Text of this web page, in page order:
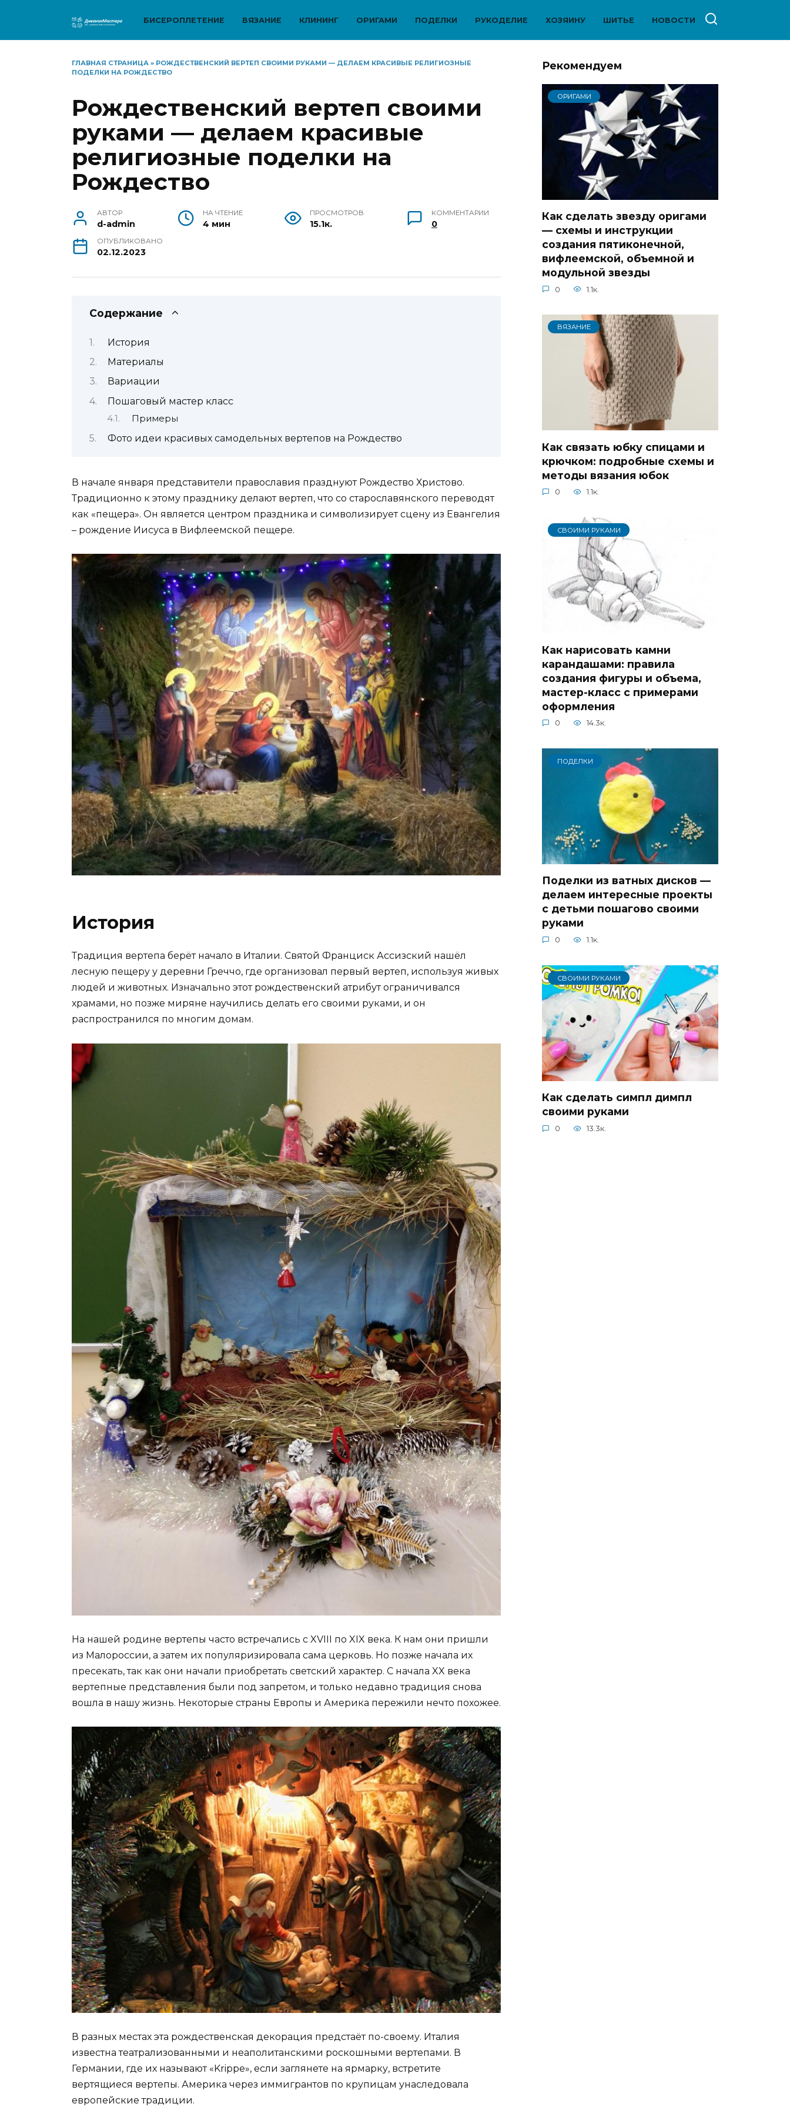
БИСЕРОПЛЕТЕНИЕ ВЯЗАНИЕ КЛИНИНГ ОРИГАМИ ПОДЕЛКИ РУКОДЕЛИЕ ХОЗЯИНУ ШИТЬЕ НОВОСТИ
ГЛАВНАЯ СТРАНИЦА » РОЖДЕСТВЕНСКИЙ ВЕРТЕП СВОИМИ РУКАМИ — ДЕЛАЕМ КРАСИВЫЕ РЕЛИГИОЗНЫЕ
ПОДЕЛКИ НА РОЖДЕСТВО
Рождественский вертеп своими
руками — делаем красивые
религиозные поделки на
Рождество
АВТОР
d-admin
НА ЧТЕНИЕ
4 мин
ПРОСМОТРОВ
15.1к.
КОММЕНТАРИИ
0
ОПУБЛИКОВАНО
02.12.2023
Содержание
История
Материалы
Вариации
Пошаговый мастер класс
Примеры
Фото идеи красивых самодельных вертепов на Рождество
В начале января представители православия празднуют Рождество Христово.
Традиционно к этому празднику делают вертеп, что со старославянского переводят
как «пещера». Он является центром праздника и символизирует сцену из Евангелия
– рождение Иисуса в Вифлеемской пещере.
История
Традиция вертепа берёт начало в Италии. Святой Франциск Ассизский нашёл
лесную пещеру у деревни Греччо, где организовал первый вертеп, используя живых
людей и животных. Изначально этот рождественский атрибут ограничивался
храмами, но позже миряне научились делать его своими руками, и он
распространился по многим домам.
На нашей родине вертепы часто встречались с XVIII по XIX века. К нам они пришли
из Малороссии, а затем их популяризировала сама церковь. Но позже начала их
пресекать, так как они начали приобретать светский характер. С начала XX века
вертепные представления были под запретом, и только недавно традиция снова
вошла в нашу жизнь. Некоторые страны Европы и Америка пережили нечто похожее.
В разных местах эта рождественская декорация предстаёт по-своему. Италия
известна театрализованными и неаполитанскими роскошными вертепами. В
Германии, где их называют «Krippe», если заглянете на ярмарку, встретите
вертящиеся вертепы. Америка через иммигрантов по крупицам унаследовала
европейские традиции.
Рекомендуем
ОРИГАМИ
Как сделать звезду оригами
— схемы и инструкции
создания пятиконечной,
вифлеемской, объемной и
модульной звезды
0 1.1к.
ВЯЗАНИЕ
Как связать юбку спицами и
крючком: подробные схемы и
методы вязания юбок
0 1.1к.
СВОИМИ РУКАМИ
Как нарисовать камни
карандашами: правила
создания фигуры и объема,
мастер-класс с примерами
оформления
0 14.3к.
ПОДЕЛКИ
Поделки из ватных дисков —
делаем интересные проекты
с детьми пошагово своими
руками
0 1.1к.
СВОИМИ РУКАМИ
Как сделать симпл димпл
своими руками
0 13.3к.